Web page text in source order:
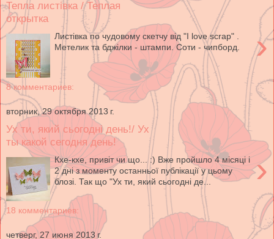
Тепла листівка / Теплая
открытка
›
Листівка по чудовому скетчу від "I love scrap" .
Метелик та бджілки - штампи. Соти - чипборд.
8 комментариев:
вторник, 29 октября 2013 г.
Ух ти, який сьогодні день!/ Ух
ты какой сегодня день!
›
Кхе-кхе, привіт чи що... :) Вже пройшло 4 місяці і
2 дні з моменту останньої публікації у цьому
блозі. Так що "Ух ти, який сьогодні де...
18 комментариев:
четверг, 27 июня 2013 г.